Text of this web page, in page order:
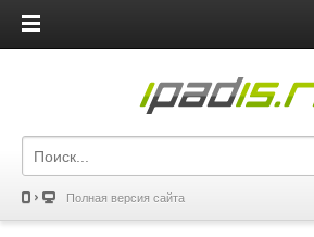
iPadis.ru
Полная версия сайта